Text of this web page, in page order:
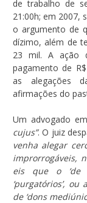
de trabalho de
21:00h; em 2007,
o argumento de
dízimo, além de
23 mil. A ação
pagamento de
as alegações
afirmações do
Um advogado
cujus”. O juiz
venha alegar
improrrogáveis,
eis que o ‘de
‘purgatórios’,
de ‘dons